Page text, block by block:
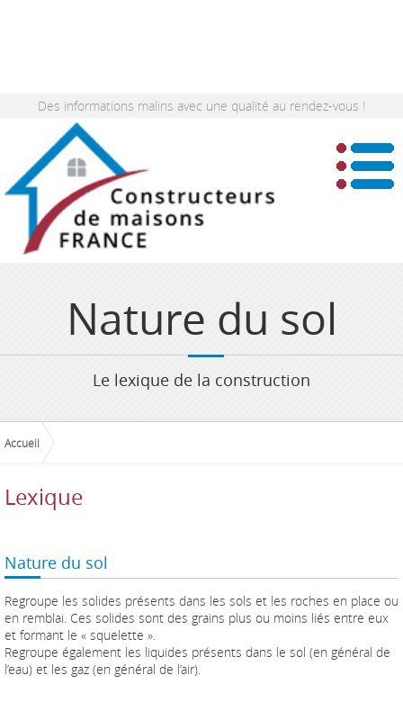
Des informations malins avec une qualité au rendez-vous !
Nature du sol
Le lexique de la construction
Accueil
Lexique
Nature du sol
Regroupe les solides présents dans les sols et les roches en place ou
en remblai. Ces solides sont des grains plus ou moins liés entre eux
et formant le « squelette ».
Regroupe également les liquides présents dans le sol (en général de
l’eau) et les gaz (en général de l’air).